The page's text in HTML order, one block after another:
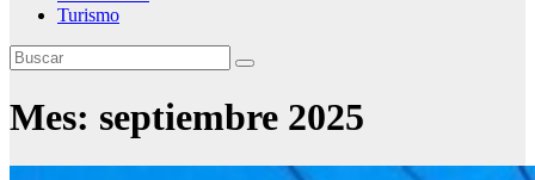
Turismo
Mes: septiembre 2025